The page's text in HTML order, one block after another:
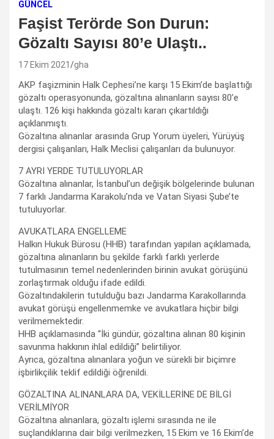
GÜNCEL
Faşist Terörde Son Durun:
Gözaltı Sayısı 80’e Ulaştı..
17 Ekim 2021 gha
AKP faşizminin Halk Cephesi’ne karşı 15 Ekim’de başlattığı
gözaltı operasyonunda, gözaltına alınanların sayısı 80’e
ulaştı. 126 kişi hakkında gözaltı kararı çıkartıldığı
açıklanmıştı.
Gözaltına alınanlar arasında Grup Yorum üyeleri, Yürüyüş
dergisi çalışanları, Halk Meclisi çalışanları da bulunuyor.
7 AYRI YERDE TUTULUYORLAR
Gözaltına alınanlar, İstanbul’un değişik bölgelerinde bulunan
7 farklı Jandarma Karakolu’nda ve Vatan Siyasi Şube’te
tutuluyorlar.
AVUKATLARA ENGELLEME
Halkın Hukuk Bürosu (HHB) tarafından yapılan açıklamada,
gözaltına alınanların bu şekilde farklı farklı yerlerde
tutulmasının temel nedenlerinden birinin avukat görüşünü
zorlaştırmak olduğu ifade edildi.
Gözaltındakilerin tutulduğu bazı Jandarma Karakollarında
avukat görüşü engellenmemke ve avukatlara hiçbir bilgi
verilmemektedir.
HHB açıklamasında “İki gündür, gözaltına alınan 80 kişinin
savunma hakkının ihlal edildiği” belirtiliyor.
Ayrıca, gözaltına alınanlara yoğun ve sürekli bir biçimre
işbirlikçilik teklif edildiği öğrenildi.
GÖZALTINA ALINANLARA DA, VEKİLLERİNE DE BİLGİ
VERİLMİYOR
Gözaltına alınanlara, gözaltı işlemi sırasında ne ile
suçlandıklarına dair bilgi verilmezken, 15 Ekim ve 16 Ekim’de